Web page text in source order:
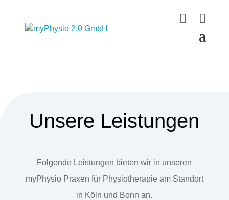
Unsere Leistungen
Folgende Leistungen bieten wir in unseren
myPhysio Praxen für Physiotherapie am Standort
in Köln und Bonn an.